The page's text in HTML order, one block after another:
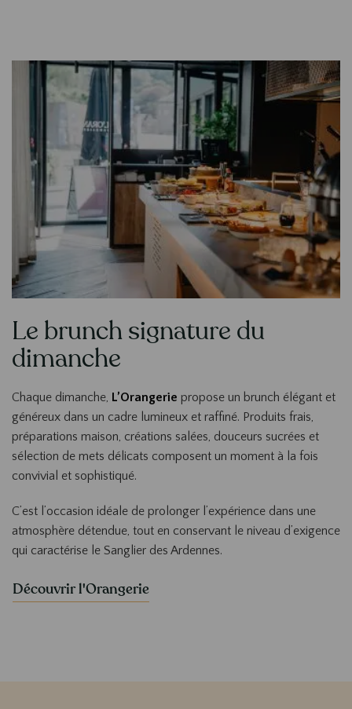
Contenu
Le brunch signature du
dimanche
Chaque dimanche, L’Orangerie propose un brunch élégant et
généreux dans un cadre lumineux et raffiné. Produits frais,
préparations maison, créations salées, douceurs sucrées et
sélection de mets délicats composent un moment à la fois
convivial et sophistiqué.
C’est l’occasion idéale de prolonger l’expérience dans une
atmosphère détendue, tout en conservant le niveau d’exigence
qui caractérise le Sanglier des Ardennes.
Découvrir l'Orangerie